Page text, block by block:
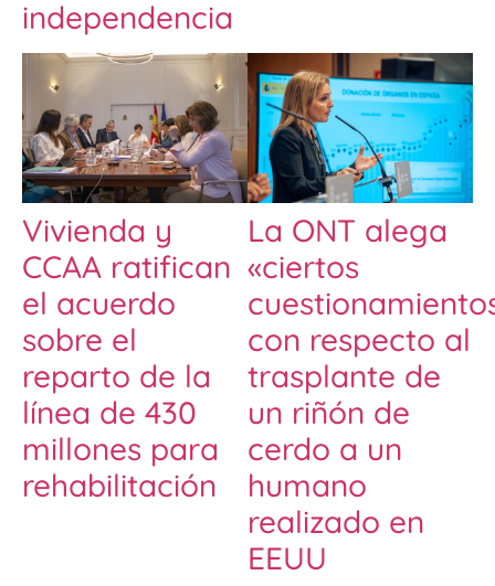
independencia
Vivienda y
CCAA ratifican
el acuerdo
sobre el
reparto de la
línea de 430
millones para
rehabilitación
La ONT alega
«ciertos
con respecto al
trasplante de
un riñón de
cerdo a un
humano
realizado en
EEUU